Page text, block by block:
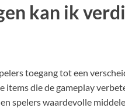
kan ik
toegang tot een
items die de gameplay
spelers waardevolle